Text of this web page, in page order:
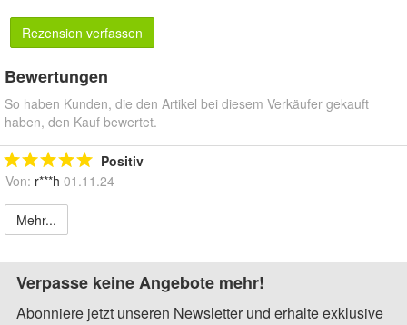
Rezension verfassen
Bewertungen
So haben Kunden, die den Artikel bei diesem Verkäufer gekauft
haben, den Kauf bewertet.
Positiv
Von: r***h 01.11.24
Mehr...
Verpasse keine Angebote mehr!
Abonniere jetzt unseren Newsletter und erhalte exklusive